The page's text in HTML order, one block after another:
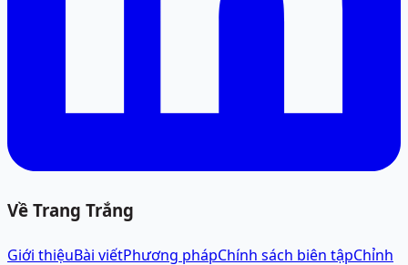
Về Trang Trắng
Giới thiệuBài viếtPhương phápChính sách biên tậpChỉnh